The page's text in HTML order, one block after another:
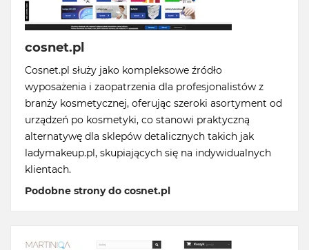
cosnet.pl
Cosnet.pl służy jako kompleksowe źródło
wyposażenia i zaopatrzenia dla profesjonalistów z
branży kosmetycznej, oferując szeroki asortyment od
urządzeń po kosmetyki, co stanowi praktyczną
alternatywę dla sklepów detalicznych takich jak
ladymakeup.pl, skupiających się na indywidualnych
klientach.
Podobne strony do cosnet.pl